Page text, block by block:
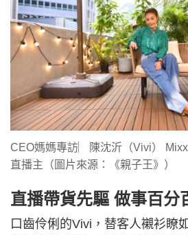
CEO媽媽專訪︳陳沈沂（Vivi）
直播主（圖片來源：《親子王》）
直播帶貨先驅 做事百分
口齒伶俐的Vivi，替客人襯衫瞭